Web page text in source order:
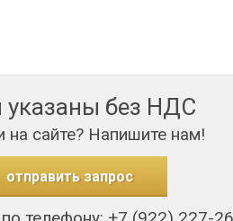
без НДС
на сайте? Напишите нам!
отправить запрос